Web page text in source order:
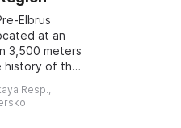
Elbrus
at an
3,500 meters
history of the
of World War
forces p...
Resp.,